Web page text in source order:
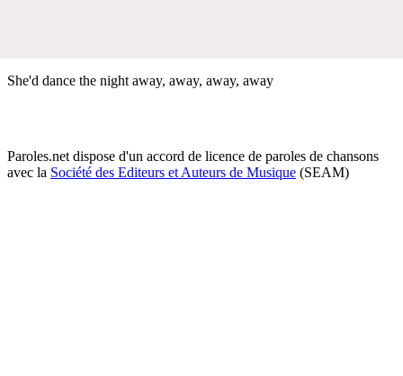
She'd dance the night away, away, away, away
Paroles.net dispose d'un accord de licence de paroles de chansons
avec la Société des Editeurs et Auteurs de Musique (SEAM)